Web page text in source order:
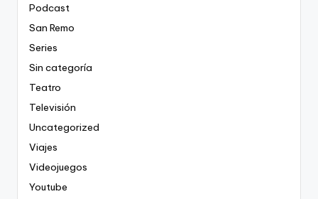
Podcast
San Remo
Series
Sin categoría
Teatro
Televisión
Uncategorized
Viajes
Videojuegos
Youtube